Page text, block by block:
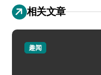
相关文章
趣闻